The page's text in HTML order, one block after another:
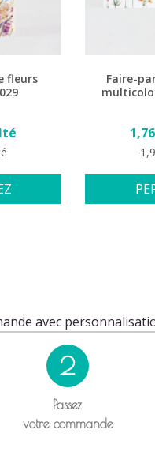
fleurs
Faire-
avec
2
Passez
votre commande